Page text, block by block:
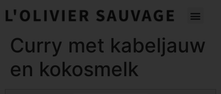
Curry met kabeljauw
en kokosmelk